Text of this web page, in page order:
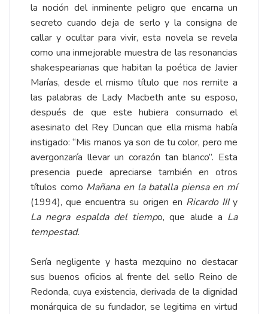
la noción del inminente peligro que encarna un
secreto cuando deja de serlo y la consigna de
callar y ocultar para vivir, esta novela se revela
como una inmejorable muestra de las resonancias
shakespearianas que habitan la poética de Javier
Marías, desde el mismo título que nos remite a
las palabras de Lady Macbeth ante su esposo,
después de que este hubiera consumado el
asesinato del Rey Duncan que ella misma había
instigado: “Mis manos ya son de tu color, pero me
avergonzaría llevar un corazón tan blanco”. Esta
presencia puede apreciarse también en otros
títulos como Mañana en la batalla piensa en mí
(1994), que encuentra su origen en Ricardo IIIy
La negra espalda del tiempo, que alude a La
tempestad.
Sería negligente y hasta mezquino no destacar
sus buenos oficios al frente del sello Reino de
Redonda, cuya existencia, derivada de la dignidad
monárquica de su fundador, se legitima en virtud